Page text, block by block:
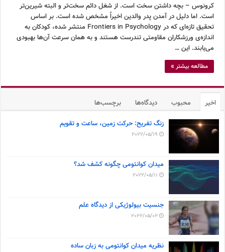
کرونوس – بچه داشتن سخت است. از شغل دائم سخت‌تر و البته شیرین‌تر
است. اما دلیل در آمدن پدر والدین اخیراً مشخص شده است. بر اساس
تحقیق تازه‌ای که در Frontiers in Psychology منتشر شده، کودکان به
اندازه‌ی ورزشکاران مقاومتی تندرست هستند و به همان سرعت آن‌ها بهبودی
می‌یابند. این …
مطالعه بیشتر »
اخیر محبوب دیدگاه‌ها برچسب‌ها
زنگ تفریح: حرکت زمین، ساعت و تقویم
2022/05/19
میدان کوانتومی چگونه کشف شد؟
2022/05/11
جنسیت بیولوژیکی از دیدگاه علم
2022/05/02
نظریه میدان کوانتومی به زبان ساده